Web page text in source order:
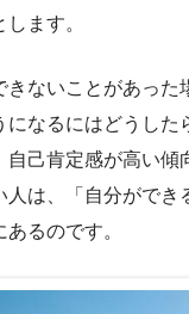
ます。
きないことがあった
になるにはどうした
自己肯定感が高い傾
人は、「自分ができ
るのです。